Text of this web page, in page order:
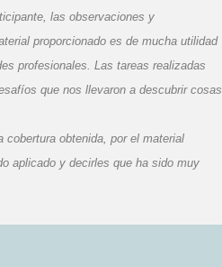
las observaciones y
proporcionado es de mucha utilidad
profesionales. Las tareas realizadas
que nos llevaron a descubrir cosas
obtenida, por el material
aplicado y decirles que ha sido muy